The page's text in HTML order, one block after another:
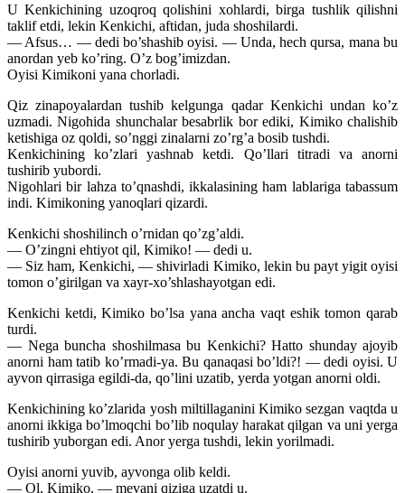
U Kenkichining uzoqroq qolishini xohlardi, birga tushlik qilishni
taklif etdi, lekin Kenkichi, aftidan, juda shoshilardi.
— Afsus… — dedi bo’shashib oyisi. — Unda, hech qursa, mana bu
anordan yeb ko’ring. O’z bog’imizdan.
Oyisi Kimikoni yana chorladi.
Qiz zinapoyalardan tushib kelgunga qadar Kenkichi undan ko’z
uzmadi. Nigohida shunchalar besabrlik bor ediki, Kimiko chalishib
ketishiga oz qoldi, so’nggi zinalarni zo’rg’a bosib tushdi.
Kenkichining ko’zlari yashnab ketdi. Qo’llari titradi va anorni
tushirib yubordi.
Nigohlari bir lahza to’qnashdi, ikkalasining ham lablariga tabassum
indi. Kimikoning yanoqlari qizardi.
Kenkichi shoshilinch o’rnidan qo’zg’aldi.
— O’zingni ehtiyot qil, Kimiko! — dedi u.
— Siz ham, Kenkichi, — shivirladi Kimiko, lekin bu payt yigit oyisi
tomon o’girilgan va xayr-xo’shlashayotgan edi.
Kenkichi ketdi, Kimiko bo’lsa yana ancha vaqt eshik tomon qarab
turdi.
— Nega buncha shoshilmasa bu Kenkichi? Hatto shunday ajoyib
anorni ham tatib ko’rmadi-ya. Bu qanaqasi bo’ldi?! — dedi oyisi. U
ayvon qirrasiga egildi-da, qo’lini uzatib, yerda yotgan anorni oldi.
Kenkichining ko’zlarida yosh miltillaganini Kimiko sezgan vaqtda u
anorni ikkiga bo’lmoqchi bo’lib noqulay harakat qilgan va uni yerga
tushirib yuborgan edi. Anor yerga tushdi, lekin yorilmadi.
Oyisi anorni yuvib, ayvonga olib keldi.
— Ol, Kimiko, — mevani qiziga uzatdi u.